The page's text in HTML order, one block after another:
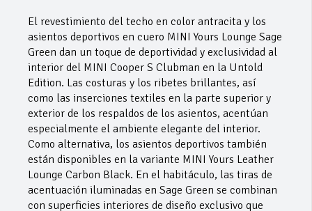
El revestimiento del techo en color antracita y los
asientos deportivos en cuero MINI Yours Lounge Sage
Green dan un toque de deportividad y exclusividad al
interior del MINI Cooper S Clubman en la Untold
Edition. Las costuras y los ribetes brillantes, así
como las inserciones textiles en la parte superior y
exterior de los respaldos de los asientos, acentúan
especialmente el ambiente elegante del interior.
Como alternativa, los asientos deportivos también
están disponibles en la variante MINI Yours Leather
Lounge Carbon Black. En el habitáculo, las tiras de
acentuación iluminadas en Sage Green se combinan
con superficies interiores de diseño exclusivo que